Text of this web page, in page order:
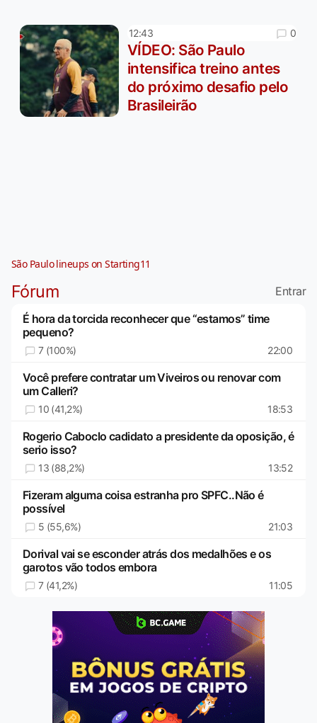
12:43 0
VÍDEO: São Paulo
intensifica treino antes
do próximo desafio pelo
Brasileirão
São Paulo lineups on Starting11
Fórum
Entrar
É hora da torcida reconhecer que “estamos” time
pequeno?
7 (100%) 22:00
Você prefere contratar um Viveiros ou renovar com
um Calleri?
10 (41,2%) 18:53
Rogerio Caboclo cadidato a presidente da oposição, é
serio isso?
13 (88,2%) 13:52
Fizeram alguma coisa estranha pro SPFC..Não é
possível
5 (55,6%) 21:03
Dorival vai se esconder atrás dos medalhões e os
garotos vão todos embora
7 (41,2%) 11:05